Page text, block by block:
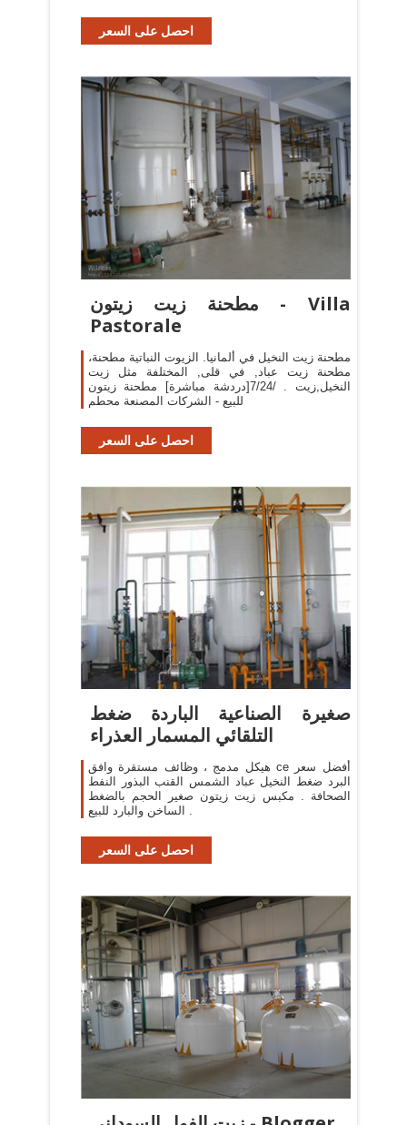
احصل على السعر
مطحنة زيت زيتون - Villa
Pastorale
مطحنة زيت النخيل في ألمانيا. الزيوت النباتية مطحنة،
مطحنة زيت عباد, في قلى, المختلفة مثل زيت
النخيل,زيت . /7/24[دردشة مباشرة] مطحنة زيتون
للبيع - الشركات المصنعة محطم
احصل على السعر
صغيرة الصناعية الباردة ضغط
التلقائي المسمار العذراء
هيكل مدمج ، وظائف مستقرة وافق ce أفضل سعر
البرد ضغط النخيل عباد الشمس القنب البذور النفط
الصحافة . مكبس زيت زيتون صغير الحجم بالضغط
الساخن والبارد للبيع .
احصل على السعر